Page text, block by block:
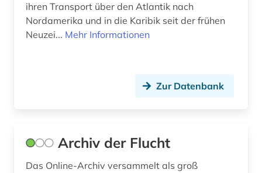
landwirtschaft (1)
landwirtschaftsstatistik (1)
latino studies (1)
ihren Transport über den Atlantik nach
Nordamerika und in die Karibik seit der frühen
Neuzei... Mehr Informationen
Zur Datenbank
Archiv der Flucht
Das Online-Archiv versammelt als groß